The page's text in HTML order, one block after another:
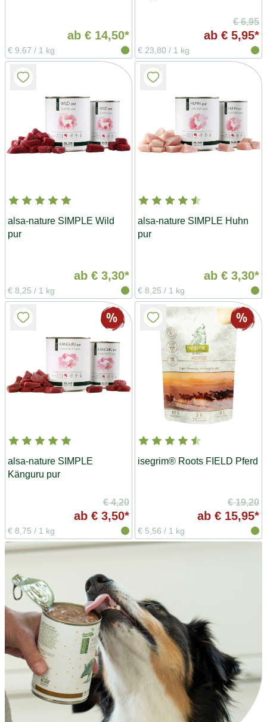
ab € 14,50*
€ 9,67 / 1 kg
€ 6,95
ab € 5,95*
€ 23,80 / 1 kg
alsa-nature SIMPLE Wild
pur
ab € 3,30*
€ 8,25 / 1 kg
alsa-nature SIMPLE Huhn
pur
ab € 3,30*
€ 8,25 / 1 kg
alsa-nature SIMPLE
Känguru pur
€ 4,20
ab € 3,50*
€ 8,75 / 1 kg
isegrim® Roots FIELD Pferd
€ 19,20
ab € 15,95*
€ 5,56 / 1 kg